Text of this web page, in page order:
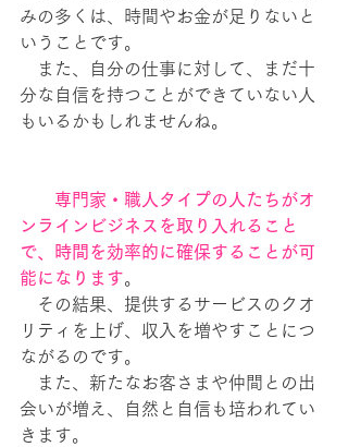
みの多くは、時間やお金が足りないと
いうことです。
また、自分の仕事に対して、まだ十
分な自信を持つことができていない人
もいるかもしれませんね。
専門家・職人タイプの人たちがオ
ンラインビジネスを取り入れること
で、時間を効率的に確保することが可
能になります。
その結果、提供するサービスのクオ
リティを上げ、収入を増やすことにつ
ながるのです。
また、新たなお客さまや仲間との出
会いが増え、自然と自信も培われてい
きます。